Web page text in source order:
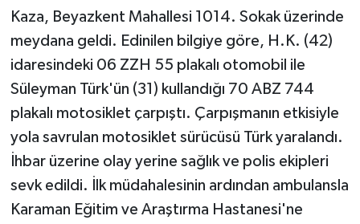
Kaza, Beyazkent Mahallesi 1014. Sokak üzerinde
meydana geldi. Edinilen bilgiye göre, H.K. (42)
idaresindeki 06 ZZH 55 plakalı otomobil ile
Süleyman Türk'ün (31) kullandığı 70 ABZ 744
plakalı motosiklet çarpıştı. Çarpışmanın etkisiyle
yola savrulan motosiklet sürücüsü Türk yaralandı.
İhbar üzerine olay yerine sağlık ve polis ekipleri
sevk edildi. İlk müdahalesinin ardından ambulansla
Karaman Eğitim ve Araştırma Hastanesi'ne